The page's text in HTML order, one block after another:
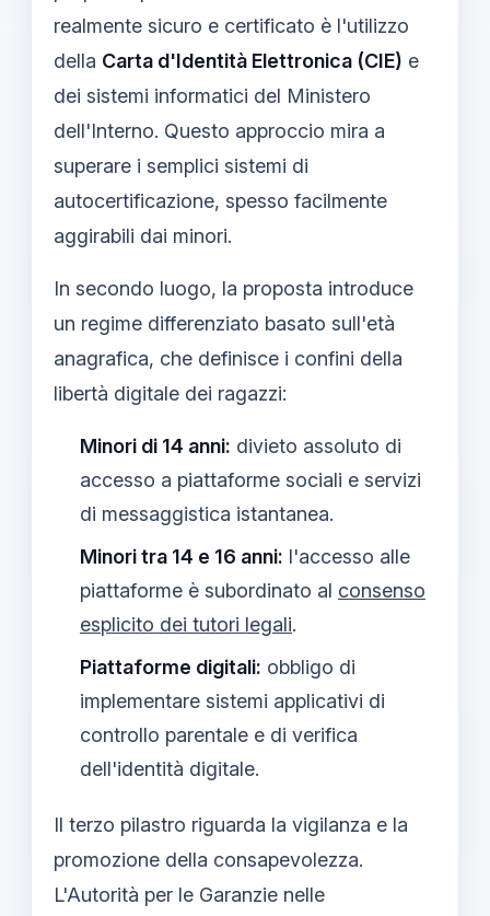
realmente sicuro e certificato è l'utilizzo
della Carta d'Identità Elettronica (CIE) e
dei sistemi informatici del Ministero
dell'Interno. Questo approccio mira a
superare i semplici sistemi di
autocertificazione, spesso facilmente
aggirabili dai minori.
In secondo luogo, la proposta introduce
un regime differenziato basato sull'età
anagrafica, che definisce i confini della
libertà digitale dei ragazzi:
Minori di 14 anni: divieto assoluto di
accesso a piattaforme sociali e servizi
di messaggistica istantanea.
Minori tra 14 e 16 anni: l'accesso alle
piattaforme è subordinato al consenso
esplicito dei tutori legali.
Piattaforme digitali: obbligo di
implementare sistemi applicativi di
controllo parentale e di verifica
dell'identità digitale.
Il terzo pilastro riguarda la vigilanza e la
promozione della consapevolezza.
L'Autorità per le Garanzie nelle